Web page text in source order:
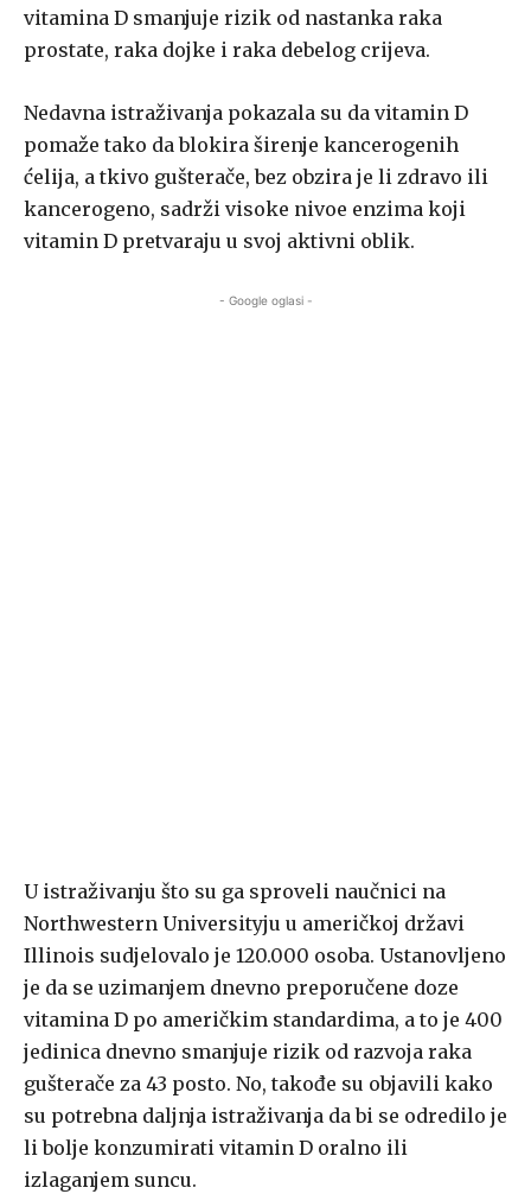
vitamina D smanjuje rizik od nastanka raka
prostate, raka dojke i raka debelog crijeva.
Nedavna istraživanja pokazala su da vitamin D
pomaže tako da blokira širenje kancerogenih
ćelija, a tkivo gušterače, bez obzira je li zdravo ili
kancerogeno, sadrži visoke nivoe enzima koji
vitamin D pretvaraju u svoj aktivni oblik.
- Google oglasi -
U istraživanju što su ga sproveli naučnici na
Northwestern Universityju u američkoj državi
Illinois sudjelovalo je 120.000 osoba. Ustanovljeno
je da se uzimanjem dnevno preporučene doze
vitamina D po američkim standardima, a to je 400
jedinica dnevno smanjuje rizik od razvoja raka
gušterače za 43 posto. No, takođe su objavili kako
su potrebna daljnja istraživanja da bi se odredilo je
li bolje konzumirati vitamin D oralno ili
izlaganjem suncu.